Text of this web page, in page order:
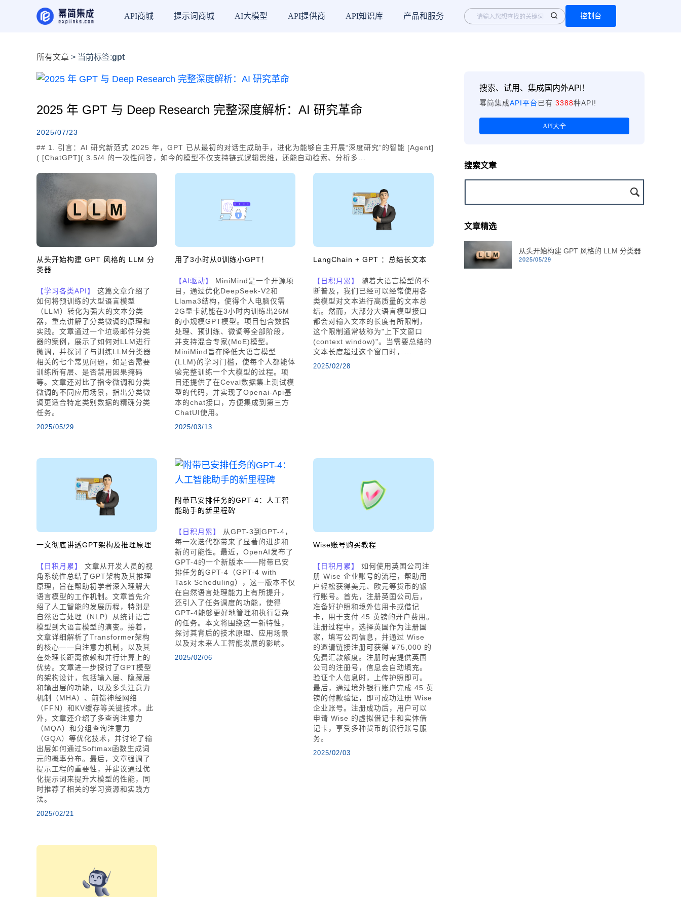
API商城 提示词商城 AI大模型 API提供商 API知识库 产品和服务 控制台
所有文章 > 当前标签:gpt
2025 年 GPT 与 Deep Research 完整深度解析：AI 研究革命
2025/07/23
## 1. 引言：AI 研究新范式 2025 年，GPT 已从最初的对话生成助手，进化为能够自主开展“深度研究”的智能 [Agent]
( [ChatGPT]( 3.5/4 的一次性问答，如今的模型不仅支持链式逻辑思维，还能自动检索、分析多...
从头开始构建 GPT 风格的 LLM 分
类器
【学习各类API】
这篇文章介绍了
如何将预训练的大型语言模型
（LLM）转化为强大的文本分类
器，重点讲解了分类微调的原理和
实践。文章通过一个垃圾邮件分类
器的案例，展示了如何对LLM进行
微调，并探讨了与训练LLM分类器
相关的七个常见问题，如是否需要
训练所有层、是否禁用因果掩码
等。文章还对比了指令微调和分类
微调的不同应用场景，指出分类微
调更适合特定类别数据的精确分类
任务。
2025/05/29
用了3小时从0训练小GPT！
【AI驱动】
MiniMind是一个开源项
目，通过优化DeepSeek-V2和
Llama3结构，使得个人电脑仅需
2G显卡就能在3小时内训练出26M
的小规模GPT模型。项目包含数据
处理、预训练、微调等全部阶段，
并支持混合专家(MoE)模型。
MiniMind旨在降低大语言模型
(LLM)的学习门槛，使每个人都能体
验完整训练一个大模型的过程。项
目还提供了在Ceval数据集上测试模
型的代码，并实现了Openai-Api基
本的chat接口，方便集成到第三方
ChatUI使用。
2025/03/13
LangChain + GPT ：总结长文本
【日积月累】
随着大语言模型的不
断普及，我们已经可以经常使用各
类模型对文本进行高质量的文本总
结。然而，大部分大语言模型接口
都会对输入文本的长度有所限制，
这个限制通常被称为"上下文窗口
(context window)"。当需要总结的
文本长度超过这个窗口时，...
2025/02/28
一文彻底讲透GPT架构及推理原理
【日积月累】
文章从开发人员的视
角系统性总结了GPT架构及其推理
原理，旨在帮助初学者深入理解大
语言模型的工作机制。文章首先介
绍了人工智能的发展历程，特别是
自然语言处理（NLP）从统计语言
模型到大语言模型的演变。接着，
文章详细解析了Transformer架构
的核心——自注意力机制，以及其
在处理长距离依赖和并行计算上的
优势。文章进一步探讨了GPT模型
的架构设计，包括输入层、隐藏层
和输出层的功能，以及多头注意力
机制（MHA）、前馈神经网络
（FFN）和KV缓存等关键技术。此
外，文章还介绍了多查询注意力
（MQA）和分组查询注意力
（GQA）等优化技术，并讨论了输
出层如何通过Softmax函数生成词
元的概率分布。最后，文章强调了
提示工程的重要性，并建议通过优
化提示词来提升大模型的性能，同
时推荐了相关的学习资源和实践方
法。
2025/02/21
附带已安排任务的GPT-4：人工智
能助手的新里程碑
【日积月累】
从GPT-3到GPT-4，
每一次迭代都带来了显著的进步和
新的可能性。最近，OpenAI发布了
GPT-4的一个新版本——附带已安
排任务的GPT-4（GPT-4 with
Task Scheduling），这一版本不仅
在自然语言处理能力上有所提升，
还引入了任务调度的功能，使得
GPT-4能够更好地管理和执行复杂
的任务。本文将围绕这一新特性，
探讨其背后的技术原理、应用场景
以及对未来人工智能发展的影响。
2025/02/06
Wise账号购买教程
【日积月累】
如何使用英国公司注
册 Wise 企业账号的流程，帮助用
户轻松获得美元、欧元等货币的银
行账号。首先，注册英国公司后，
准备好护照和境外信用卡或借记
卡，用于支付 45 英镑的开户费用。
注册过程中，选择英国作为注册国
家，填写公司信息，并通过 Wise
的邀请链接注册可获得 ¥75,000 的
免费汇款额度。注册时需提供英国
公司的注册号，信息会自动填充。
验证个人信息时，上传护照即可。
最后，通过境外银行账户完成 45 英
镑的付款验证，即可成功注册 Wise
企业账号。注册成功后，用户可以
申请 Wise 的虚拟借记卡和实体借
记卡，享受多种货币的银行账号服
务。
2025/02/03
搜索、试用、集成国内外API！
幂简集成API平台已有 3388种API!
API大全
搜索文章
文章精选
从头开始构建 GPT 风格的 LLM 分类器
2025/05/29